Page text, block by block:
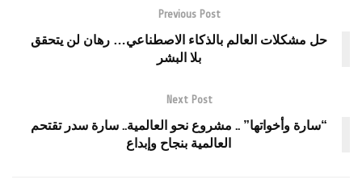
Previous Post
حل مشكلات العالم بالذكاء الاصطناعي… رهان لن يتحقق
بلا البشر
Next Post
“سارة وأخواتها” .. مشروع نحو العالمية.. سارة سدر تقتحم
العالمية بنجاح وإبداع